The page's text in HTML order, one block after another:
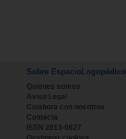
Sobre EspacioLogopédico
Quienes somos
Aviso Legal
Colabora con nosotros
Contacta
ISSN 2013-0627